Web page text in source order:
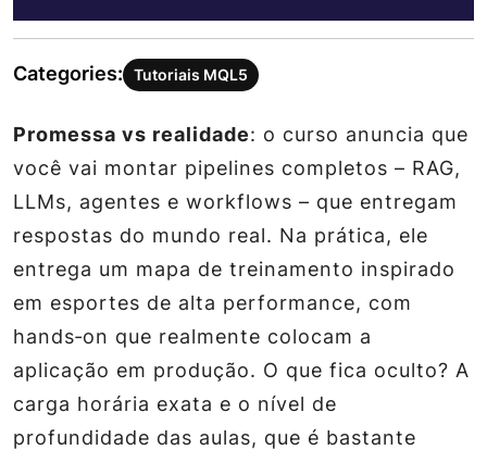
Categories: Tutoriais MQL5
Promessa vs realidade: o curso anuncia que
você vai montar pipelines completos – RAG,
LLMs, agentes e workflows – que entregam
respostas do mundo real. Na prática, ele
entrega um mapa de treinamento inspirado
em esportes de alta performance, com
hands‑on que realmente colocam a
aplicação em produção. O que fica oculto? A
carga horária exata e o nível de
profundidade das aulas, que é bastante